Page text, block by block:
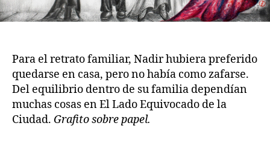
Para el retrato familiar, Nadir hubiera preferido
quedarse en casa, pero no había como zafarse.
Del equilibrio dentro de su familia dependían
muchas cosas en El Lado Equivocado de la
Ciudad. Grafito sobre papel.